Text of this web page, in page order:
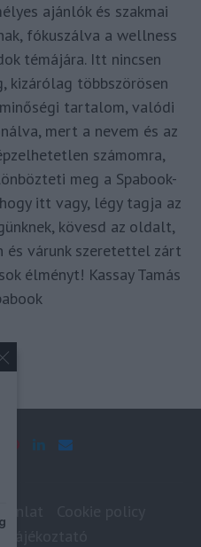
ajánlók és szakmai
fókuszálva a wellness
témájára. Itt nincsen
kizárólag többszörösen
tartalom, valódi
mert a nevem és az
számomra,
meg a Spabook-
itt vagy, légy tagja az
kövesd az oldalt,
és várunk szeretettel zárt
élményt! Kassay Tamás
tájékoztató